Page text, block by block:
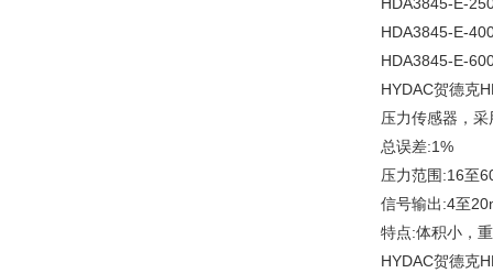
HDA3845-E-
HDA3845-E-
HYDAC贺德克
压力传感器，
总误差:1%
压力范围:16至
信号输出:4至
特点:体积小，
HYDAC贺德克